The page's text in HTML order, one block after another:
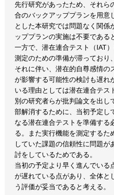
先行研究があったため、それら
合のバックアッププランを用意
とした本研究では問題なく関係
ッププランの実施は不要である
一方で、潜在連合テスト（IAT
測定のための準備が滞っており
それに伴い、潜在的自尊感情の
が影響する可能性の検討も遅れ
いる理由としては潜在連合テス
別の研究者らが批判論文を出し
部解消するために、当初予定し
なる潜在連合テストを準備する
る。また実行機能を測定するた
していた課題の信頼性に問題が
討をしているためである。
当初の予定より早く進んでいる
が遅れている点があり、全体と
う評価が妥当であると考える。